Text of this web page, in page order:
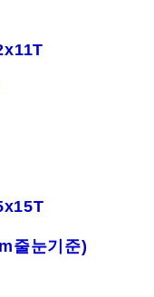
줄눈기준)